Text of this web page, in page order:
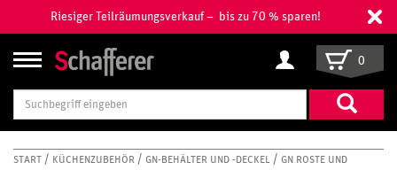
Riesiger Teilräumungsverkauf – bis zu 70 % sparen!
Suchbegriff
eingeben
0
START KÜCHENZUBEHÖR GN-BEHÄLTER UND -DECKEL
GN ROSTE UND